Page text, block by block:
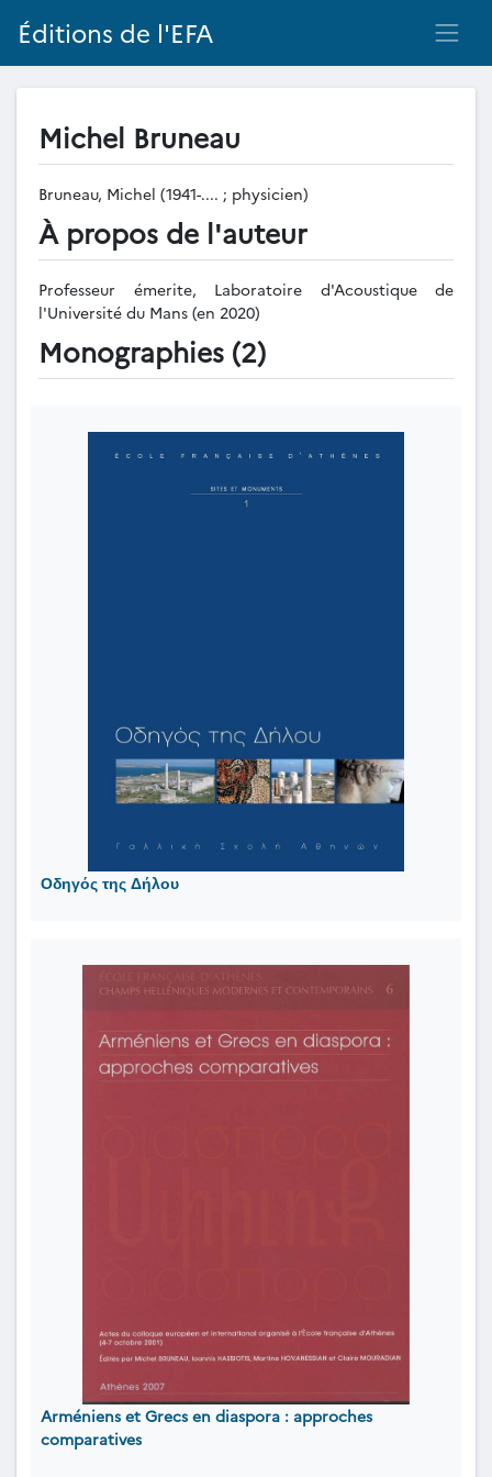
Éditions de l'EFA
Michel Bruneau
Bruneau, Michel (1941-.... ; physicien)
À propos de l'auteur
Professeur émerite, Laboratoire d'Acoustique de
l'Université du Mans (en 2020)
Monographies (2)
Οδηγός της Δήλου
Arméniens et Grecs en diaspora : approches
comparatives